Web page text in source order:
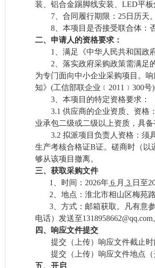
装、铝合金踢脚线安装、 LED平
7、 合同履行期限： 25日历天。
8、 本项目是否接受联合体：
二、申请人的资格要求：
1
满足《中华人民共和国政
2
落实政府采购政策需满足
为专门面向中小企业采购项目。
知》 (工信部联企业﹝2011﹞300号)
3
本项目的特定资格要求：
3.1 供应商的企业资质、资格
业承包二级或二级以上资质 ，具
3.2 拟派项目负责人资格：须
生产考核合格证B证。磋商时（以
够从该项目撤离。
三、获取采购文件
1
时间： 2026年 6 月 3 日至
2 、地点：淮北市相山区梅苑
3 、方式：邮箱获取。凡有意
电话）发送至
四、响应文件提交
提交（上传）响应文件截止时
提交（上传）响应文件地点（
五、开启